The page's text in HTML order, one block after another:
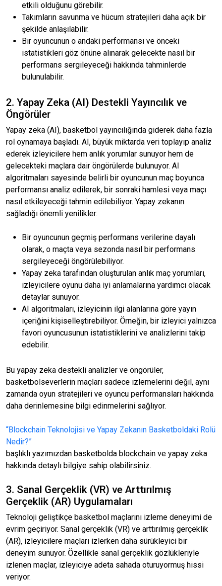
etkili olduğunu görebilir.
Takımların savunma ve hücum stratejileri daha açık bir
şekilde anlaşılabilir.
Bir oyuncunun o andaki performansı ve önceki
istatistikleri göz önüne alınarak gelecekte nasıl bir
performans sergileyeceği hakkında tahminlerde
bulunulabilir.
2. Yapay Zeka (AI) Destekli Yayıncılık ve
Öngörüler
Yapay zeka (AI), basketbol yayıncılığında giderek daha fazla
rol oynamaya başladı. AI, büyük miktarda veri toplayıp analiz
ederek izleyicilere hem anlık yorumlar sunuyor hem de
gelecekteki maçlara dair öngörülerde bulunuyor. AI
algoritmaları sayesinde belirli bir oyuncunun maç boyunca
performansı analiz edilerek, bir sonraki hamlesi veya maçı
nasıl etkileyeceği tahmin edilebiliyor. Yapay zekanın
sağladığı önemli yenilikler:
Bir oyuncunun geçmiş performans verilerine dayalı
olarak, o maçta veya sezonda nasıl bir performans
sergileyeceği öngörülebiliyor.
Yapay zeka tarafından oluşturulan anlık maç yorumları,
izleyicilere oyunu daha iyi anlamalarına yardımcı olacak
detaylar sunuyor.
AI algoritmaları, izleyicinin ilgi alanlarına göre yayın
içeriğini kişiselleştirebiliyor. Örneğin, bir izleyici yalnızca
favori oyuncusunun istatistiklerini ve analizlerini takip
edebilir.
Bu yapay zeka destekli analizler ve öngörüler,
basketbolseverlerin maçları sadece izlemelerini değil, aynı
zamanda oyun stratejileri ve oyuncu performansları hakkında
daha derinlemesine bilgi edinmelerini sağlıyor.
“Blockchain Teknolojisi ve Yapay Zekanın Basketboldaki Rolü
Nedir?”
başlıklı yazımızdan basketbolda blockchain ve yapay zeka
hakkında detaylı bilgiye sahip olabilirsiniz.
3. Sanal Gerçeklik (VR) ve Arttırılmış
Gerçeklik (AR) Uygulamaları
Teknoloji geliştikçe basketbol maçlarını izleme deneyimi de
evrim geçiriyor. Sanal gerçeklik (VR) ve arttırılmış gerçeklik
(AR), izleyicilere maçları izlerken daha sürükleyici bir
deneyim sunuyor. Özellikle sanal gerçeklik gözlükleriyle
izlenen maçlar, izleyiciye adeta sahada oturuyormuş hissi
veriyor.